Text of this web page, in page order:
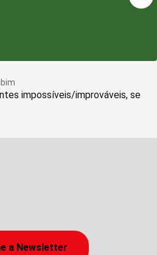
impossíveis/improváveis, se
a Newsletter